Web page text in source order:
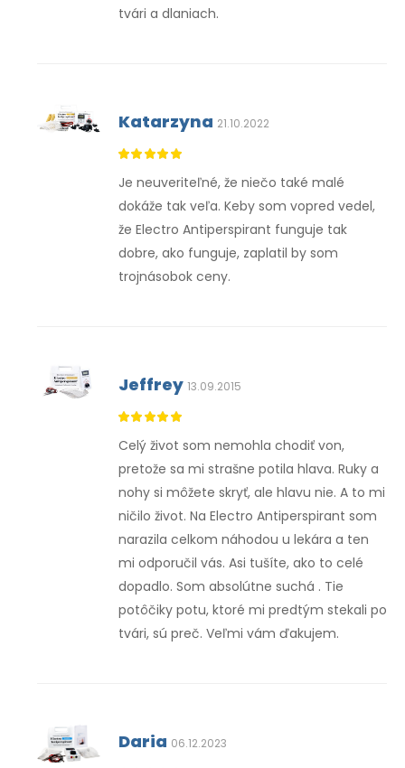
tvári a dlaniach.
Katarzyna 21.10.2022
Je neuveriteľné, že niečo také malé
dokáže tak veľa. Keby som vopred vedel,
že Electro Antiperspirant funguje tak
dobre, ako funguje, zaplatil by som
trojnásobok ceny.
Jeffrey 13.09.2015
Celý život som nemohla chodiť von,
pretože sa mi strašne potila hlava. Ruky a
nohy si môžete skryť, ale hlavu nie. A to mi
ničilo život. Na Electro Antiperspirant som
narazila celkom náhodou u lekára a ten
mi odporučil vás. Asi tušíte, ako to celé
dopadlo. Som absolútne suchá . Tie
potôčiky potu, ktoré mi predtým stekali po
tvári, sú preč. Veľmi vám ďakujem.
Daria 06.12.2023